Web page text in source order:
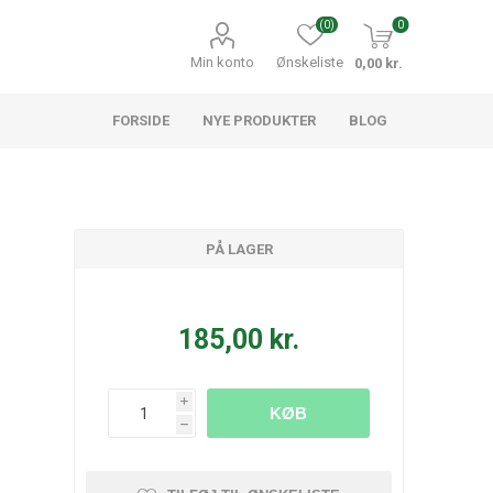
Min konto Ønskeliste
(0) 0
0,00 kr.
FORSIDE NYE PRODUKTER BLOG
PÅ LAGER
185,00 kr.
i
h
KØB